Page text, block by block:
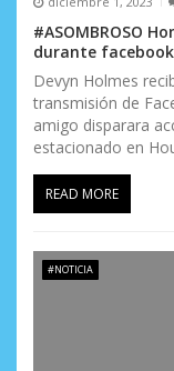
#ASOMBROSO
durante
Devyn Holmes
transmisión de
amigo disparara
estacionado en
READ MORE
#NOTICIA